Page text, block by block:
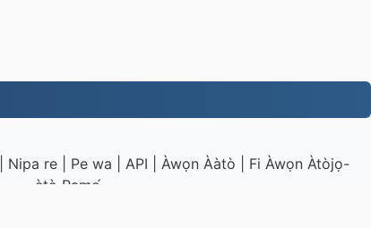
Nipa re| Pe wa API Àwọn Ààtò
Fi Àwọn Àtòjọ-
ètò Pamọ́